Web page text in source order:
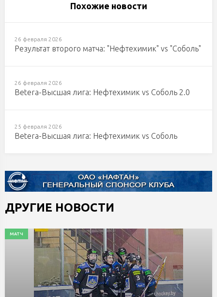
Похожие новости
26 февраля 2026
Результат второго матча: "Нефтехимик" vs "Соболь"
26 февраля 2026
Betera-Высшая лига: Нефтехимик vs Соболь 2.0
25 февраля 2026
Betera-Высшая лига: Нефтехимик vs Соболь
ДРУГИЕ НОВОСТИ
МАТЧ